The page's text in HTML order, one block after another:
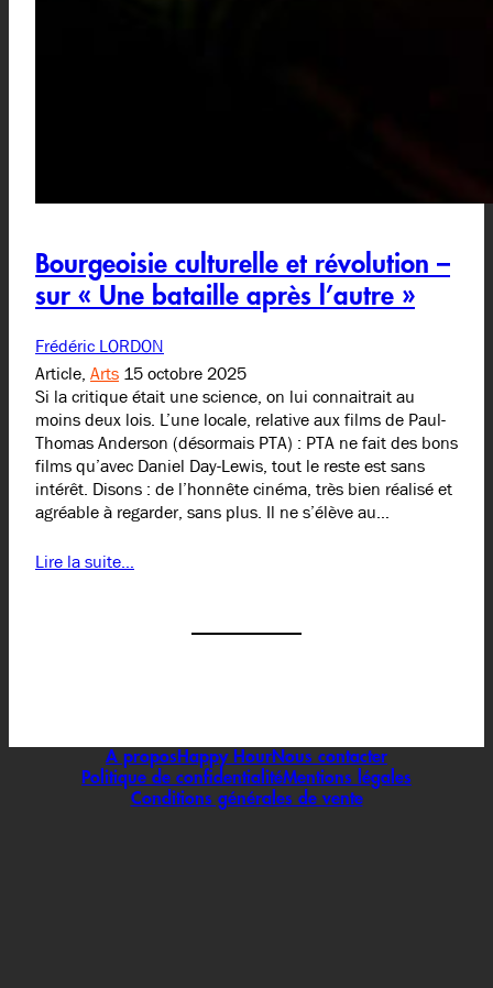
Bourgeoisie culturelle et révolution –
sur « Une bataille après l’autre »
Frédéric LORDON
Article, Arts 15 octobre 2025
Si la critique était une science, on lui connaitrait au
moins deux lois. L’une locale, relative aux films de Paul-
Thomas Anderson (désormais PTA) : PTA ne fait des bons
films qu’avec Daniel Day-Lewis, tout le reste est sans
intérêt. Disons : de l’honnête cinéma, très bien réalisé et
agréable à regarder, sans plus. Il ne s’élève au…
Lire la suite…
A propos Happy HourNous contacter
Politique de confidentialitéMentions légales
Conditions générales de vente